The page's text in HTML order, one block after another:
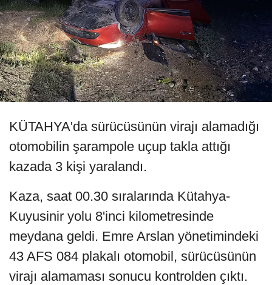
KÜTAHYA'da sürücüsünün virajı alamadığı
otomobilin şarampole uçup takla attığı
kazada 3 kişi yaralandı.
Kaza, saat 00.30 sıralarında Kütahya-
Kuyusinir yolu 8'inci kilometresinde
meydana geldi. Emre Arslan yönetimindeki
43 AFS 084 plakalı otomobil, sürücüsünün
virajı alamaması sonucu kontrolden çıktı.